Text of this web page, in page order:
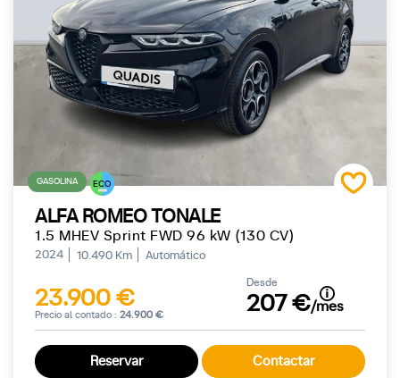
GASOLINA ECO
ALFA ROMEO TONALE
1.5 MHEV Sprint FWD 96 kW (130 CV)
2024 10.490 Km Automático
23.900 €
Precio al contado : 24.900 €
Desde
207 €/mes
Reservar Contactar